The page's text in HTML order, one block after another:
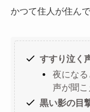
かつて住人が住ん
すすり泣く
夜にな
声が聞こ
黒い影の目